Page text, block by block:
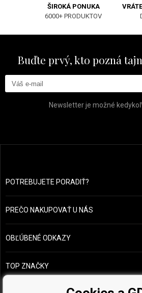
ŠIROKÁ PONUKA
6000+ PRODUKTOV
Buďte prvý, kto pozná
Newsletter je možné
POTREBUJETE PORADIŤ?
Odpovieme do 24
PREČO NAKUPOVAŤ U NÁS
Obchodní podmínky
Ochrana osobních
Přehled plateb a
OBĽÚBENÉ ODKAZY
Náš příběh
Vzorky zdarma
TOP ZNAČKY
Kérastase